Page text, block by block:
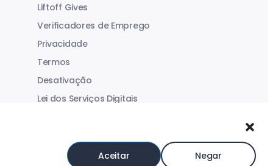
Aceitar Negar
Liftoff Gives
Verificadores de Emprego
Privacidade
Termos
Desativação
Lei dos Serviços Digitais